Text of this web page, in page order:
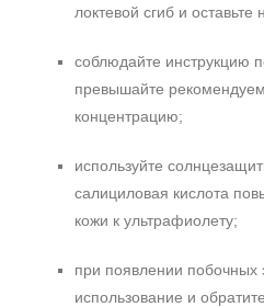
локтевой сгиб и оставьте
соблюдайте инструкцию
превышайте
концентрацию;
используйте
салициловая кислота
кожи к ультрафиолету;
при появлении побочных
использование и